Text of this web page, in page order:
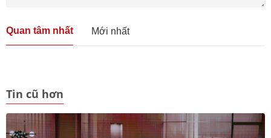
Quan tâm nhất Mới nhất
Tin cũ hơn